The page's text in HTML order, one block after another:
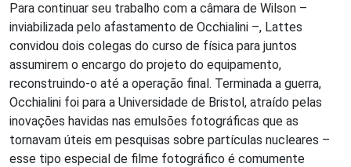
Para continuar seu trabalho com a câmara de Wilson –
inviabilizada pelo afastamento de Occhialini –, Lattes
convidou dois colegas do curso de física para juntos
assumirem o encargo do projeto do equipamento,
reconstruindo-o até a operação final. Terminada a guerra,
Occhialini foi para a Universidade de Bristol, atraído pelas
inovações havidas nas emulsões fotográficas que as
tornavam úteis em pesquisas sobre partículas nucleares –
esse tipo especial de filme fotográfico é comumente